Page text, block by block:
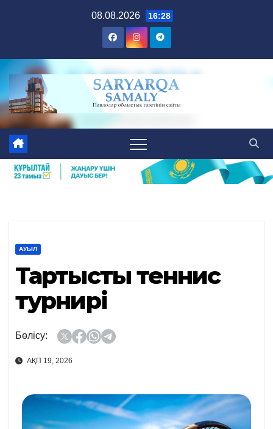
08.08.2026 16:28
АУЫЛ
Тартысты теннис
турнирі
Бөлісу:
АҚП 19, 2026